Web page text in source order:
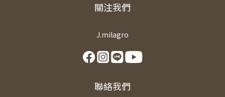
關注我們
J.milagro
聯絡我們